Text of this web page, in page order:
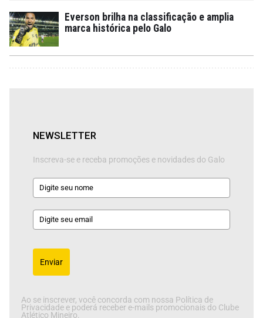
Everson brilha na classificação e amplia
marca histórica pelo Galo
NEWSLETTER
Inscreva-se e receba promoções e novidades do Galo
Enviar
Ao se inscrever, você concorda com nossa Política de
Privacidade e poderá receber e-mails promocionais do Clube
Atlético Mineiro.